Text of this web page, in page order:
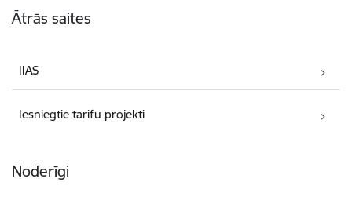
Ātrās saites
IIAS
Iesniegtie tarifu projekti
Noderīgi